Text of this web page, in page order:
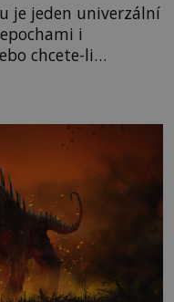
je jeden univerzální
i
chcete-li
o zvířata
obávají už od
se u hřbitovů,